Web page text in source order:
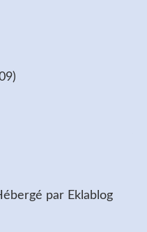
par Eklablog